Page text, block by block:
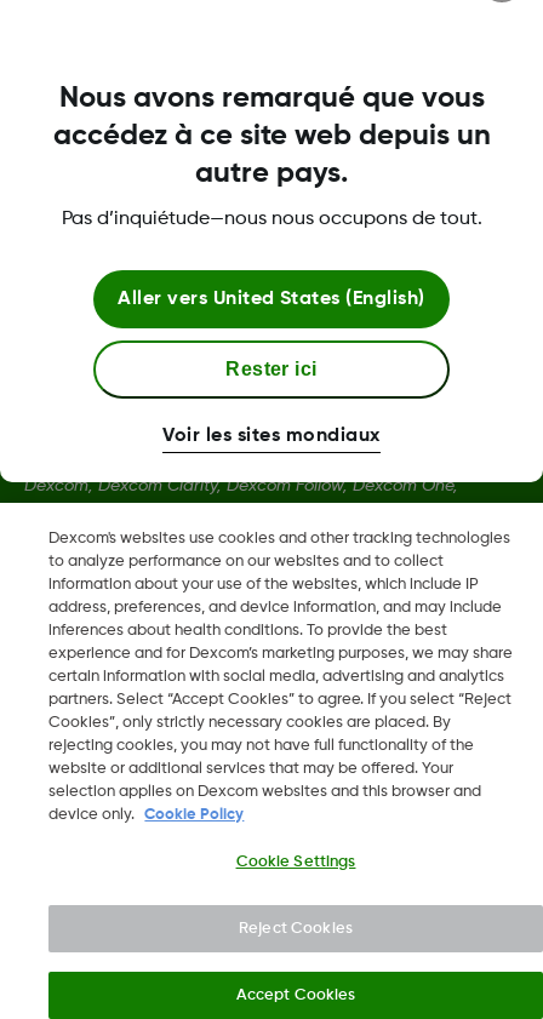
LBL016698 Rev001
Termes et politiques
Plus d'informations
Dexcom, Dexcom Clarity, Dexcom Follow, Dexcom One,
Dexcom, Inc. aux États-Unis et peuvent être enregistrées dans
d'autres pays.
LBL016698 Rev001
2026 Dexcom, Inc. Tous droits réservés.
Dexcom's websites use cookies and other tracking technologies
to analyze performance on our websites and to collect
information about your use of the websites, which include IP
address, preferences, and device information, and may include
inferences about health conditions. To provide the best
experience and for Dexcom’s marketing purposes, we may share
certain information with social media, advertising and analytics
partners. Select “Accept Cookies” to agree. If you select “Reject
Cookies”, only strictly necessary cookies are placed. By
rejecting cookies, you may not have full functionality of the
website or additional services that may be offered. Your
selection applies on Dexcom websites and this browser and
device only.
Cookie Policy
Cookie Settings
Reject Cookies
Accept Cookies
Nous avons remarqué que vous
accédez à ce site web depuis un
autre pays.
Pas d’inquiétude—nous nous occupons de tout.
Aller vers United States (English)
Rester ici
Voir les sites mondiaux